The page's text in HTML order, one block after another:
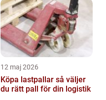
12 maj 2026
Köpa lastpallar så väljer
du rätt pall för din logistik